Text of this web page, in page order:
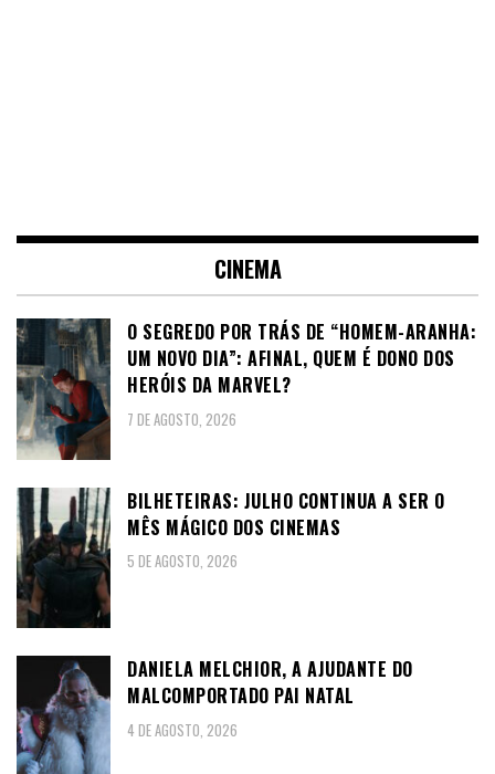
CINEMA
O SEGREDO POR TRÁS DE “HOMEM-ARANHA:
UM NOVO DIA”: AFINAL, QUEM É DONO DOS
HERÓIS DA MARVEL?
7 DE AGOSTO, 2026
BILHETEIRAS: JULHO CONTINUA A SER O
MÊS MÁGICO DOS CINEMAS
5 DE AGOSTO, 2026
DANIELA MELCHIOR, A AJUDANTE DO
MALCOMPORTADO PAI NATAL
4 DE AGOSTO, 2026